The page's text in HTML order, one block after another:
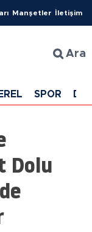
Manşetler İletişim
Ara
SPOR
Dolu